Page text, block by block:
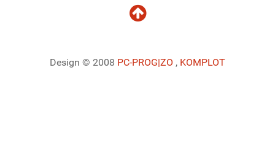
Design © 2008 PC-PROG|ZO , KOMPLOT